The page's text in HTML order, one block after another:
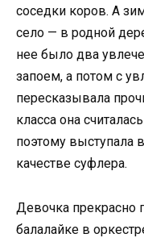
соседки коров. А
село — в родной
нее было два
запоем, а потом с
пересказывала
класса она
поэтому выступала
качестве суфлера.
Девочка прекрасно
балалайке в